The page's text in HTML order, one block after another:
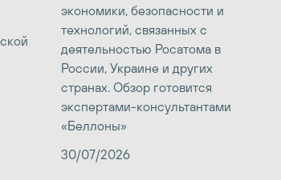
экономики, безопасности и
технологий, связанных с
деятельностью Росатома в
России, Украине и других
странах. Обзор готовится
экспертами-консультантами
«Беллоны»
30/07/2026